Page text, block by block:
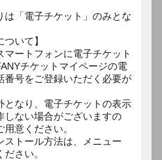
「電子チケット」のみとな
いて】
ートフォンに電子チケット
チケットマイページの電
番号をご登録いただく必要が
となり、電子チケットの表示
しない場合がございますの
意ください。
トール方法は、メニュー
さい。